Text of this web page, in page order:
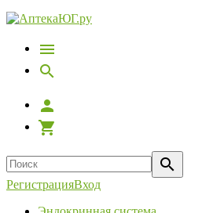
РегистрацияВход